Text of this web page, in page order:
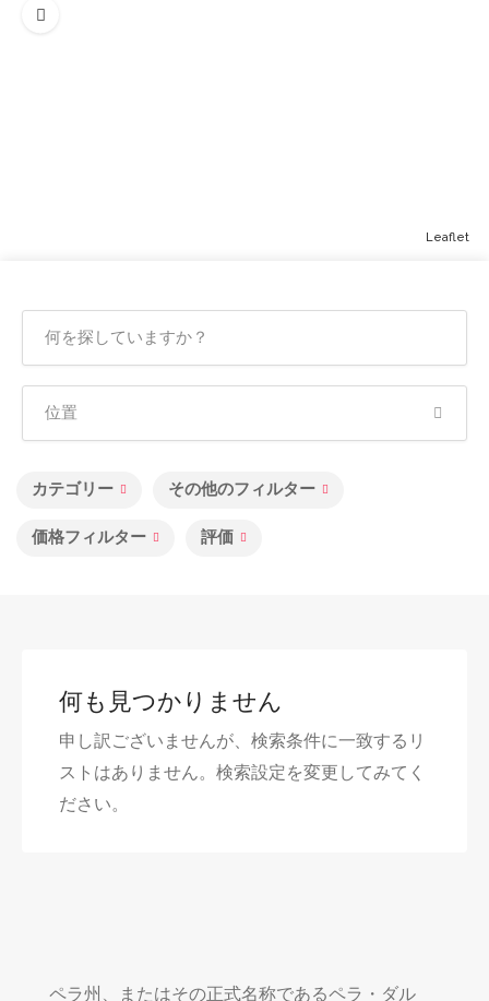
カテゴリー その他のフィルター
価格フィルター 評価
何も見つかりません
申し訳ございませんが、検索条件に一致するリ
ストはありません。検索設定を変更してみてく
ださい。
ペラ州、またはその正式名称であるペラ・ダル
Leaflet